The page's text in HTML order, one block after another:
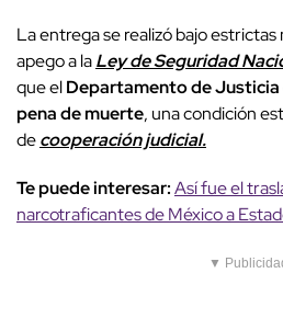
La entrega se realizó bajo
apego a laLey de Seguridad
que elDepartamento de Justicia
pena de muerte, una condición
decooperación judicial.
Te puede interesar:Así fue el
narcotraficantes de México a
▼